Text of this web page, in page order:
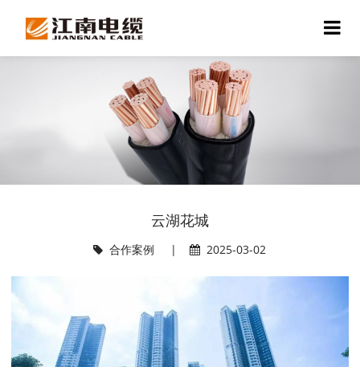
云湖花城
合作案例 | 2025-03-02